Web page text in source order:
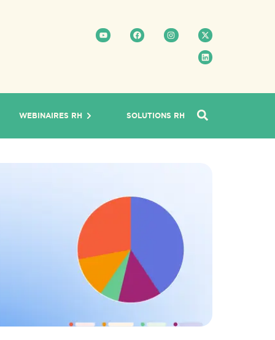
WEBINAIRES RH SOLUTIONS RH